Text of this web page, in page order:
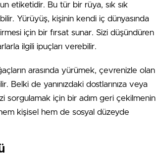
etiketidir. Bu tür bir rüya, sık sık
Yürüyüş, kişinin kendi iç dünyasında
için bir fırsat sunar. Sizi düşündüren
ilgili ipuçları verebilir.
arasında yürümek, çevrenizle olan
de yanınızdaki dostlarınıza veya
sorgulamak için bir adım geri çekilmenin
kişisel hem de sosyal düzeyde